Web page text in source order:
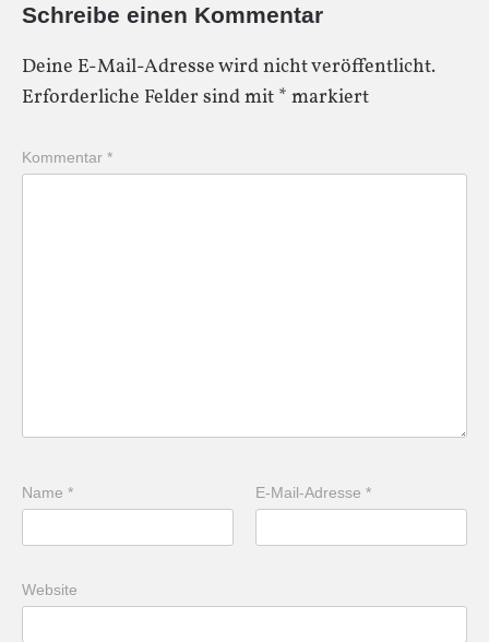
Schreibe einen Kommentar
Deine E-Mail-Adresse wird nicht veröffentlicht.
Erforderliche Felder sind mit * markiert
Kommentar *
Name * E-Mail-Adresse*
Website